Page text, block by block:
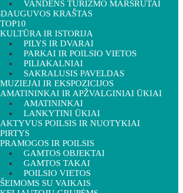
VANDENS TURIZMO MARŠRUTAI
KRAŠTAS
TOP10
KULTŪRA IR ISTORIJA
PILYS IR DVARAI
PARKAI IR POILSIO VIETOS
PILIAKALNIAI
SAKRALUSIS PAVELDAS
MUZIEJAI IR EKSPOZICIJOS
AMATININKAI IR APŽVALGINIAI ŪKIAI
AMATININKAI
LANKYTINI ŪKIAI
AKTYVUS POILSIS IR NUOTYKIAI
PIRTYS
PRAMOGOS IR POILSIS
GAMTOS OBJEKTAI
GAMTOS TAKAI
POILSIO VIETOS
ŠEIMOMS SU VAIKAIS